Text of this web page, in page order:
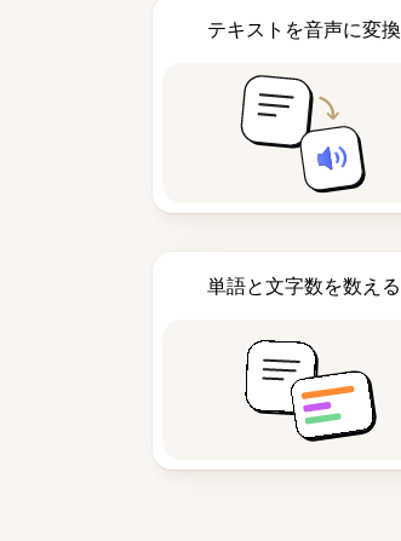
テキストを音声に変換
単語と文字数を数える